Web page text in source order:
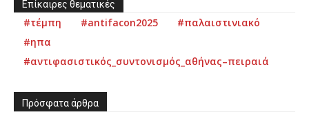
Επίκαιρες θεματικές
#τέμπη #antifacon2025
#παλαιστινιακό
#ηπα
#αντιφασιστικός_συντονισμός_αθήνας–πειραιά
Πρόσφατα άρθρα